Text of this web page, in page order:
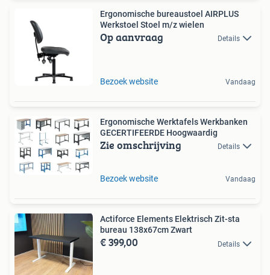
Ergonomische bureaustoel AIRPLUS
Werkstoel Stoel m/z wielen
Op aanvraag Details
Bezoek website Vandaag
Ergonomische Werktafels Werkbanken
GECERTIFEERDE Hoogwaardig
Zie omschrijving Details
Bezoek website Vandaag
Actiforce Elements Elektrisch Zit-sta
bureau 138x67cm Zwart
€ 399,00 Details